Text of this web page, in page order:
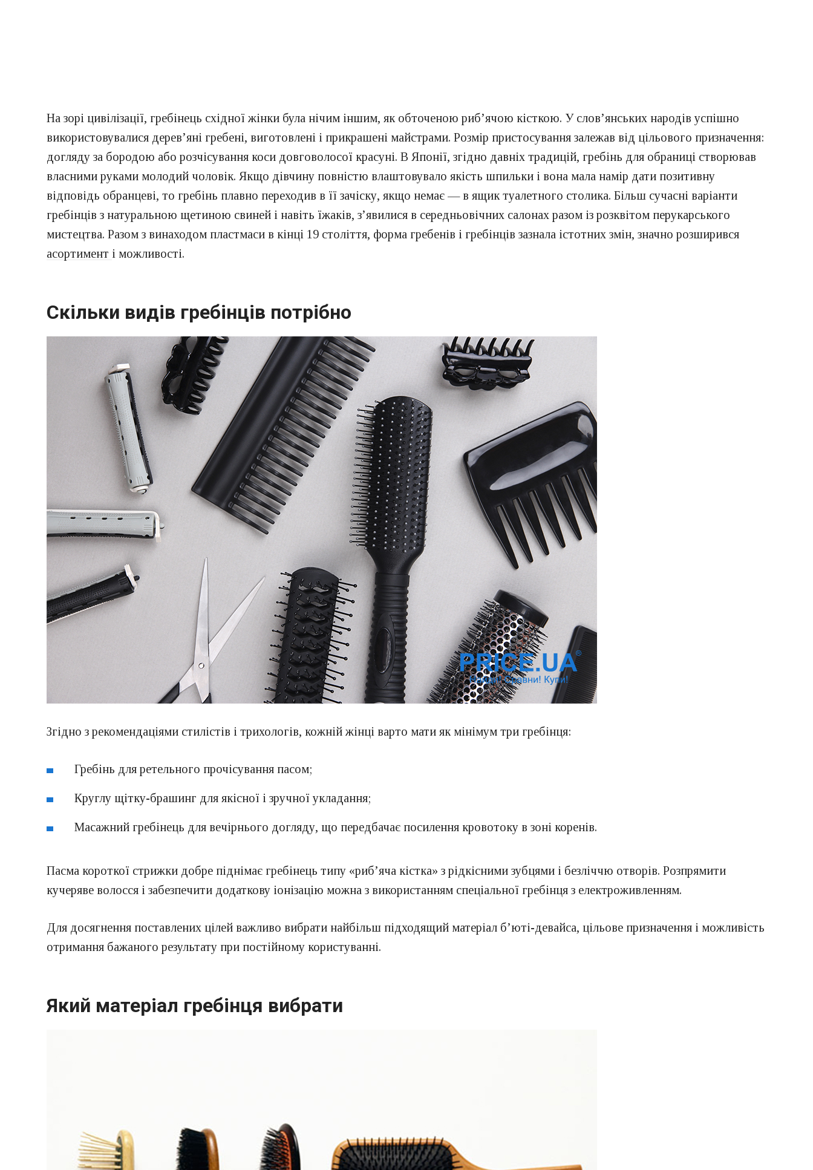
На зорі цивілізації, гребінець східної жінки була нічим іншим, як обточеною риб’ячою кісткою. У слов’янських народів успішно
використовувалися дерев’яні гребені, виготовлені і прикрашені майстрами. Розмір пристосування залежав від цільового призначення:
догляду за бородою або розчісування коси довговолосої красуні. В Японії, згідно давніх традицій, гребінь для обраниці створював
власними руками молодий чоловік. Якщо дівчину повністю влаштовувало якість шпильки і вона мала намір дати позитивну
відповідь обранцеві, то гребінь плавно переходив в її зачіску, якщо немає — в ящик туалетного столика. Більш сучасні варіанти
гребінців з натуральною щетиною свиней і навіть їжаків, з’явилися в середньовічних салонах разом із розквітом перукарського
мистецтва. Разом з винаходом пластмаси в кінці 19 століття, форма гребенів і гребінців зазнала істотних змін, значно розширився
асортимент і можливості.
Скільки видів гребінців потрібно
Згідно з рекомендаціями стилістів і трихологів, кожній жінці варто мати як мінімум три гребінця:
Гребінь для ретельного прочісування пасом;
Круглу щітку-брашинг для якісної і зручної укладання;
Масажний гребінець для вечірнього догляду, що передбачає посилення кровотоку в зоні коренів.
Пасма короткої стрижки добре піднімає гребінець типу «риб’яча кістка» з рідкісними зубцями і безліччю отворів. Розпрямити
кучеряве волосся і забезпечити додаткову іонізацію можна з використанням спеціальної гребінця з електроживленням.
Для досягнення поставлених цілей важливо вибрати найбільш підходящий матеріал б’юті-девайса, цільове призначення і можливість
отримання бажаного результату при постійному користуванні.
Який матеріал гребінця вибрати